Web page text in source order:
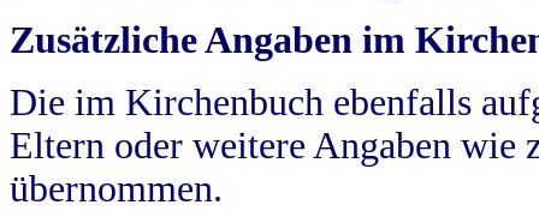
Zusätzliche Angaben im
Die im Kirchenbuch ebenfalls
Eltern oder weitere Angaben wie
übernommen.